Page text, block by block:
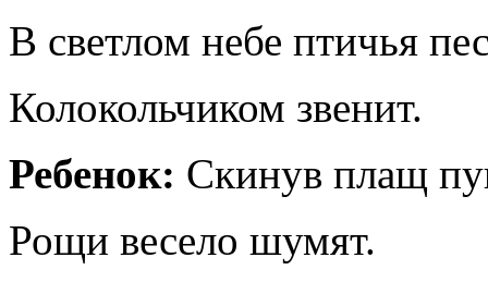
В светлом небе птичья
Колокольчиком звенит.
Ребенок: Скинув плащ
Рощи весело шумят.